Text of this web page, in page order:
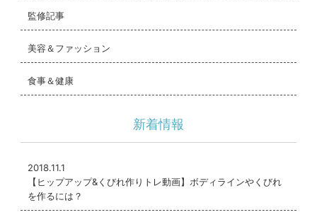
監修記事
美容＆ファッション
食事＆健康
新着情報
2018.11.1
【ヒップアップ&くびれ作りトレ動画】ボディラインやくびれ
を作るには？